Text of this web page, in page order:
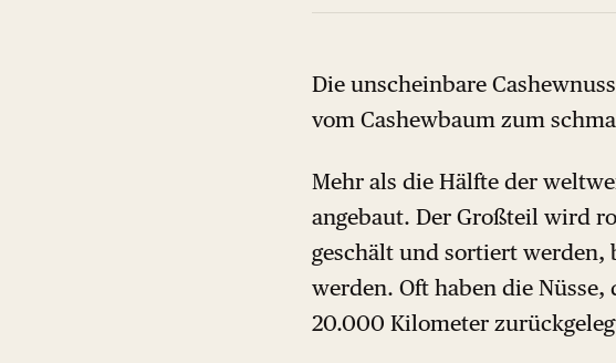
Die unscheinbare
vom Cashewbaum zum
Mehr als die Hälfte der
angebaut. Der Großteil wird
geschält und sortiert werden,
werden. Oft haben die
20.000 Kilometer